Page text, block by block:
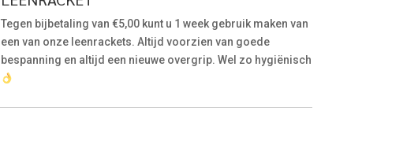
Tegen bijbetaling van €5,00 kunt u 1 week gebruik maken van
een van onze leenrackets. Altijd voorzien van goede
bespanning en altijd een nieuwe overgrip. Wel zo hygiënisch